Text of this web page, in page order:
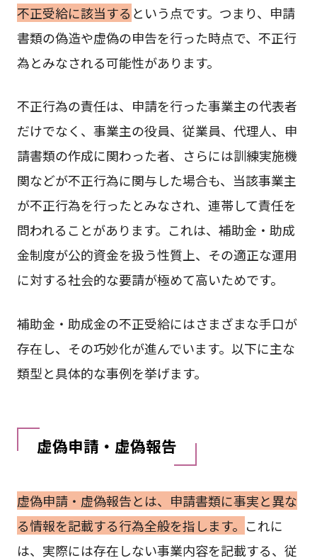
不正受給に該当する という点です。つまり、申請
書類の偽造や虚偽の申告を行った時点で、不正行
為とみなされる可能性があります。
不正行為の責任は、申請を行った事業主の代表者
だけでなく、事業主の役員、従業員、代理人、申
請書類の作成に関わった者、さらには訓練実施機
関などが不正行為に関与した場合も、当該事業主
が不正行為を行ったとみなされ、連帯して責任を
問われることがあります。これは、補助金・助成
金制度が公的資金を扱う性質上、その適正な運用
に対する社会的な要請が極めて高いためです。
補助金・助成金の不正受給にはさまざまな手口が
存在し、その巧妙化が進んでいます。以下に主な
類型と具体的な事例を挙げます。
虚偽申請・虚偽報告
虚偽申請・虚偽報告とは、申請書類に事実と異な
る情報を記載する行為全般を指します。 これに
は、実際には存在しない事業内容を記載する、従